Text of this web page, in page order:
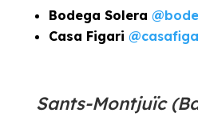
Bodega Solera
Casa Figari
Sants-Montjuïc